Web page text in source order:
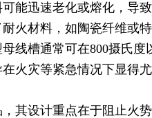
能迅速老化或熔化，导致
火材料，如陶瓷纤维或
线槽通常可在800摄氏
火灾等紧急情况下显得尤
其设计重点在于阻止火